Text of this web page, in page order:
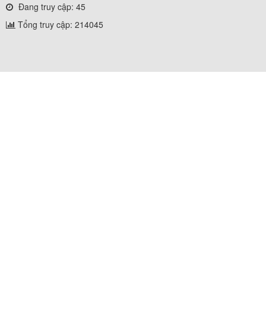
Đang truy cập: 45
Tổng truy cập: 214045